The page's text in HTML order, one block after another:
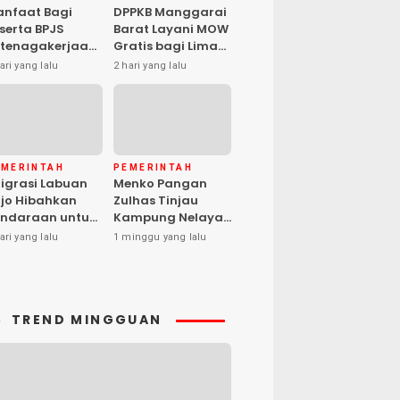
Bagi
BPJS
Santunan
hingga
yang lalu
DPPKB Manggarai
Barat Layani MOW
Gratis bagi Lima
Peserta, Biaya
Ditanggung
2 hari yang lalu
Labuan
Hibahkan
untuk
Desa Cegah
yang lalu
PEMERINTAH
Menko Pangan
Zulhas Tinjau
Kampung Nelayan
Modern Warloka,
1 minggu yang lalu
TREND MINGGUAN